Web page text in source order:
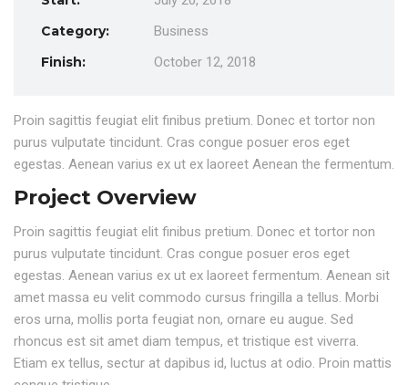
Category:
Business
Finish:
October 12, 2018
Proin sagittis feugiat elit finibus pretium. Donec et tortor non
purus vulputate tincidunt. Cras congue posuer eros eget
egestas. Aenean varius ex ut ex laoreet Aenean the fermentum.
Project Overview
Proin sagittis feugiat elit finibus pretium. Donec et tortor non
purus vulputate tincidunt. Cras congue posuer eros eget
egestas. Aenean varius ex ut ex laoreet fermentum. Aenean sit
amet massa eu velit commodo cursus fringilla a tellus. Morbi
eros urna, mollis porta feugiat non, ornare eu augue. Sed
rhoncus est sit amet diam tempus, et tristique est viverra.
Etiam ex tellus, sectur at dapibus id, luctus at odio. Proin mattis